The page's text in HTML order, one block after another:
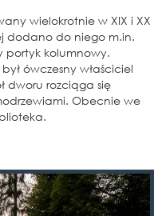
wielokrotnie w XIX i XX
dodano do niego m.in.
portyk kolumnowy.
ówczesny właściciel
dworu rozciąga się
Obecnie we